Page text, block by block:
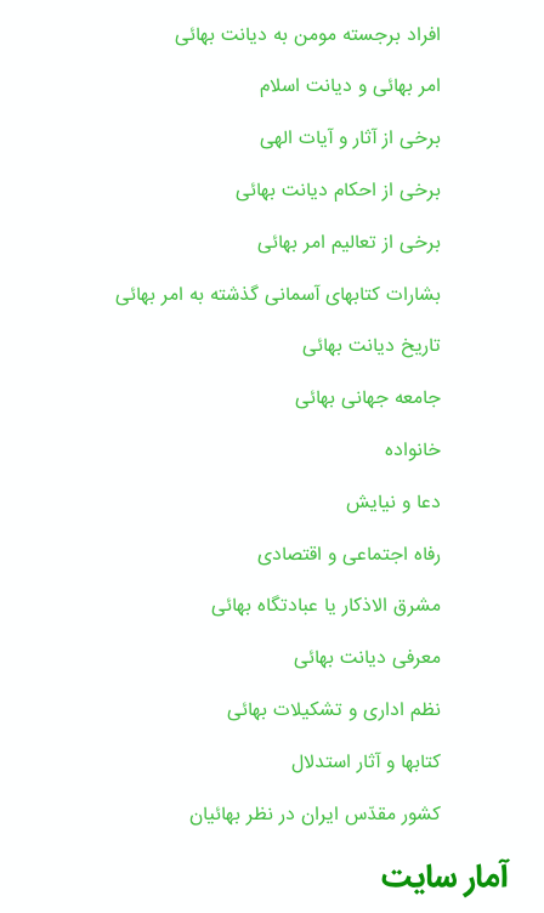
افراد برجسته مومن به دیانت بهائی
امر بهائی و دیانت اسلام
برخی از آثار و آیات الهی
برخی از احکام دیانت بهائی
برخی از تعالیم امر بهائی
بشارات کتابهای آسمانی گذشته به امر بهائی
تاریخ دیانت بهائی
جامعه جهانی بهائی
خانواده
دعا و نیایش
رفاه اجتماعی و اقتصادی
مشرق الاذکار یا عبادتگاه بهائی
معرفی دیانت بهائی
نظم اداری و تشکیلات بهائی
کتابها و آثار استدلال
کشور مقدّس ایران در نظر بهائیان
آمار سایت